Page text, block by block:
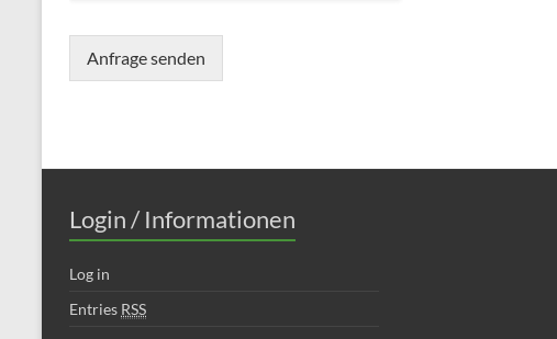
Anfrage senden
Login / Informationen
Log in
Entries RSS